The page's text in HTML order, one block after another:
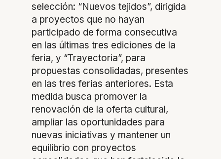
selección: “Nuevos tejidos”, dirigida
a proyectos que no hayan
participado de forma consecutiva
en las últimas tres ediciones de la
feria, y “Trayectoria”, para
propuestas consolidadas, presentes
en las tres ferias anteriores. Esta
medida busca promover la
renovación de la oferta cultural,
ampliar las oportunidades para
nuevas iniciativas y mantener un
equilibrio con proyectos